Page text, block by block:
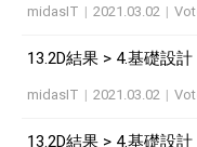
midasIT | 2021.03.02 |
13.2D結果 > 4.基礎設
midasIT | 2021.03.02 |
13.2D結果 > 4.基礎設